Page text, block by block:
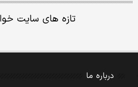
تازه های سایت
درباره ما